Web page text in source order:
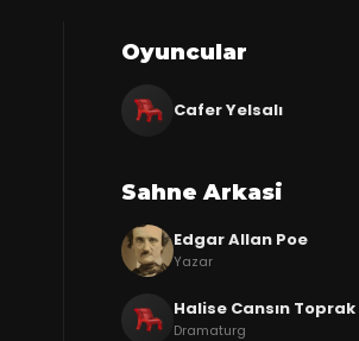
Oyuncular
Cafer Yelsalı
Sahne Arkasi
Edgar Allan Poe
Yazar
Halise Cansın Toprak
Dramaturg